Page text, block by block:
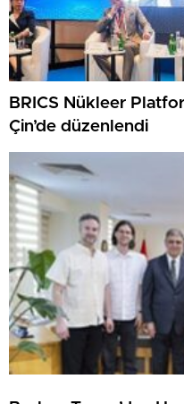
BRICS Nükleer
Çin’de düzenlendi